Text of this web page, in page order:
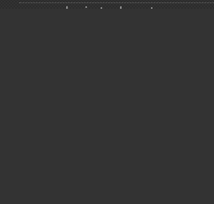
openssl_​private_​decrypt